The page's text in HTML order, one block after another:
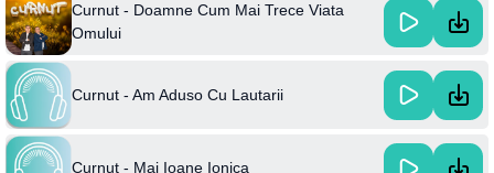
Curnut - Doamne Cum Mai Trece Viata
Omului
Curnut - Am Aduso Cu Lautarii
Curnut - Mai Ioane Ionica